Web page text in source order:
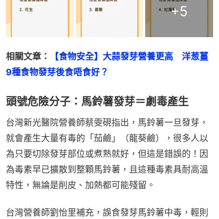
+5
相關文章：
【食物安全】大蒜發芽營養更高　洋葱薑
9種食物發芽後食唔食好？
頭號危險分子：馬鈴薯發芽＝劇毒產生
台灣新光醫院營養師蔡雯硯指出，馬鈴薯一旦發芽，
就會產生大量有毒的「茄鹼」（龍葵鹼），很多人以
為只要切除發芽部位或煮熟就好，但這是錯誤的！因
為毒素早已擴散到整顆馬鈴薯，且這種毒素具耐高溫
特性，無論是削皮、加熱都可能殘留。
台灣營養師劉怡里補充，誤食發芽馬鈴薯中毒，輕則